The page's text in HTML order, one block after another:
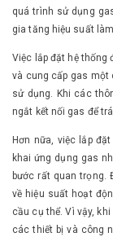
quá trình sử dụng
gia tăng hiệu suất
Việc lắp đặt hệ thống
và cung cấp gas một
sử dụng. Khi các
ngắt kết nối gas để
Hơn nữa, việc lắp
khai ứng dụng gas
bước rất quan trọng.
về hiệu suất hoạt
cầu cụ thể. Vì vậy,
các thiết bị và công